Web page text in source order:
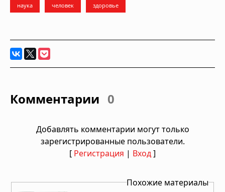
наука человек здоровье
Комментарии 0
Добавлять комментарии могут только
зарегистрированные пользователи.
[ Регистрация | Вход]
Похожие материалы